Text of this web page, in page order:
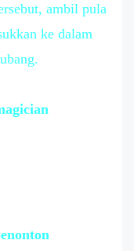
ambil pula
ke dalam